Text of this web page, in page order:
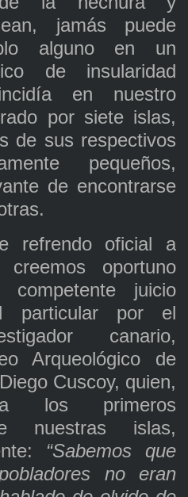
jamás puede
alguno en un
de insularidad
en nuestro
por siete islas,
de sus respectivos
pequeños,
de encontrarse
refrendo oficial a
creemos oportuno
juicio
particular por el
canario,
Arqueológico de
Cuscoy, quien,
los primeros
nuestras islas,
“Sabemos que
no eran